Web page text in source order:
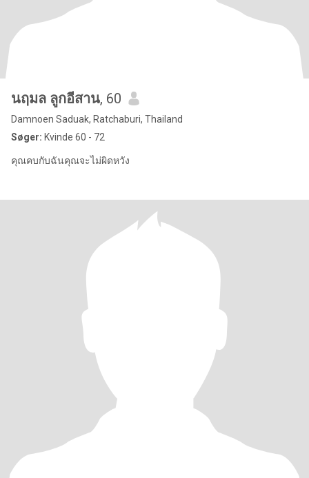
นฤมล ลูกอีสาน, 60
Damnoen Saduak, Ratchaburi, Thailand
Søger: Kvinde 60 - 72
คุณคบกับฉันคุณจะไม่ผิดหวัง